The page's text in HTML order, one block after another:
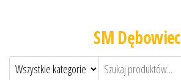
SM Dębowiec